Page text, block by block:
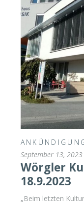
September 13, 2023
Wörgler
18.9.2023
„Beim letzten